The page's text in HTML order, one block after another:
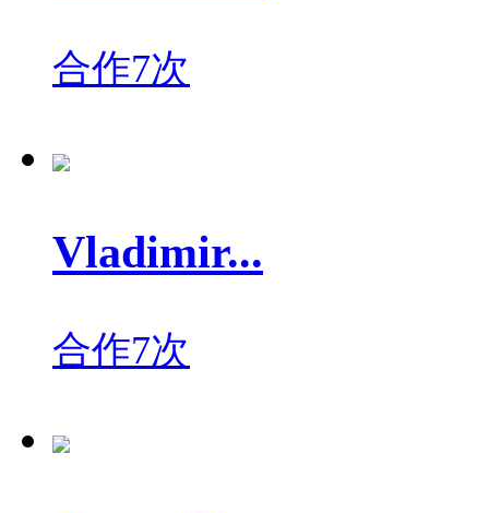
合作7次
Vladimir...
合作7次